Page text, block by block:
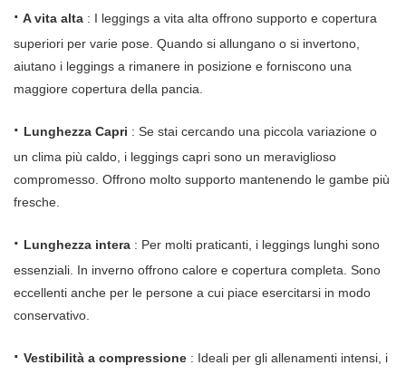
· A vita alta : I leggings a vita alta offrono supporto e copertura
superiori per varie pose. Quando si allungano o si invertono,
aiutano i leggings a rimanere in posizione e forniscono una
maggiore copertura della pancia.
· Lunghezza Capri : Se stai cercando una piccola variazione o
un clima più caldo, i leggings capri sono un meraviglioso
compromesso. Offrono molto supporto mantenendo le gambe più
fresche.
· Lunghezza intera : Per molti praticanti, i leggings lunghi sono
essenziali. In inverno offrono calore e copertura completa. Sono
eccellenti anche per le persone a cui piace esercitarsi in modo
conservativo.
· Vestibilità a compressione : Ideali per gli allenamenti intensi, i